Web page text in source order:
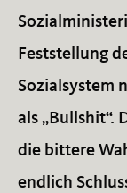
Feststellung
Sozialsystem
als „Bullshit“.
die bittere
endlich